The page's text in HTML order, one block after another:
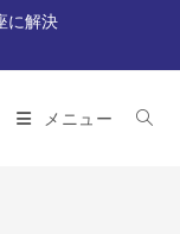
に解決
メニュー